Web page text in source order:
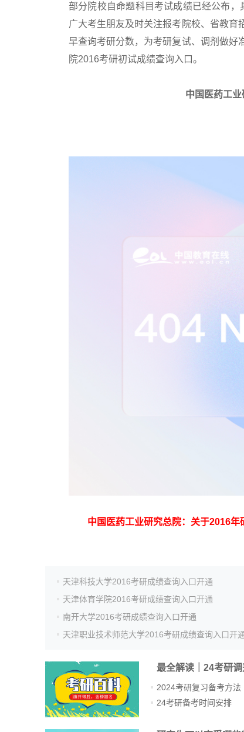
部分院校自命题科目考试成绩已经公布，
广大考生朋友及时关注报考院校、省教育
早查询考研分数，为考研复试、调剂做好
院2016考研初试成绩查询入口。
中国医药工
中国医药工业研究总院：关于2016
天津科技大学2016考研成绩查询入口开通
天津体育学院2016考研成绩查询入口开通
南开大学2016考研成绩查询入口开通
天津职业技术师范大学2016考研成绩查询入口开
最全解读｜24考研
2024考研复习备考方法
24考研备考时间安排